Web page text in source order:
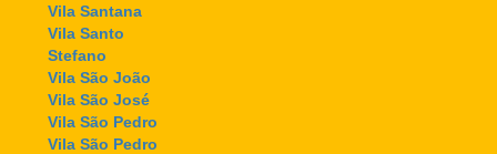
Vila Santana
Vila Santo
Stefano
Vila São João
Vila São José
Vila São Pedro
Vila São Pedro